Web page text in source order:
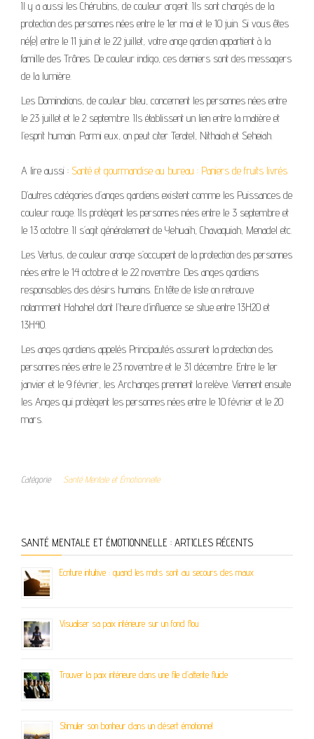
Il y a aussi les Chérubins, de couleur argent. Ils sont chargés de la
protection des personnes nées entre le 1er mai et le 10 juin. Si vous êtes
né(e) entre le 11 juin et le 22 juillet, votre ange gardien appartient à la
famille des Trônes. De couleur indigo, ces derniers sont des messagers
de la lumière.
Les Dominations, de couleur bleu, concernent les personnes nées entre
le 23 juillet et le 2 septembre. Ils établissent un lien entre la matière et
l’esprit humain. Parmi eux, on peut citer Teratel, Nithaiah et Seheiah.
A lire aussi : Santé et gourmandise au bureau : Paniers de fruits livrés
D’autres catégories d’anges gardiens existent comme les Puissances de
couleur rouge. Ils protègent les personnes nées entre le 3 septembre et
le 13 octobre. Il s’agit généralement de Yehuaih, Chavaquiah, Menadel etc.
Les Vertus, de couleur orange s’occupent de la protection des personnes
nées entre le 14 octobre et le 22 novembre. Des anges gardiens
responsables des désirs humains. En tête de liste on retrouve
notamment Hahahel dont l’heure d’influence se situe entre 13H20 et
13H40.
Les anges gardiens appelés Principautés assurent la protection des
personnes nées entre le 23 novembre et le 31 décembre. Entre le 1er
janvier et le 9 février, les Archanges prennent la relève. Viennent ensuite
les Anges qui protègent les personnes nées entre le 10 février et le 20
mars.
Catégorie Santé Mentale et Émotionnelle
SANTÉ MENTALE ET ÉMOTIONNELLE : ARTICLES RÉCENTS
Ecriture intuitive : quand les mots sont au secours des maux
Visualiser sa paix intérieure sur un fond flou
Trouver la paix intérieure dans une file d’attente fluide
Stimuler son bonheur dans un désert émotionnel